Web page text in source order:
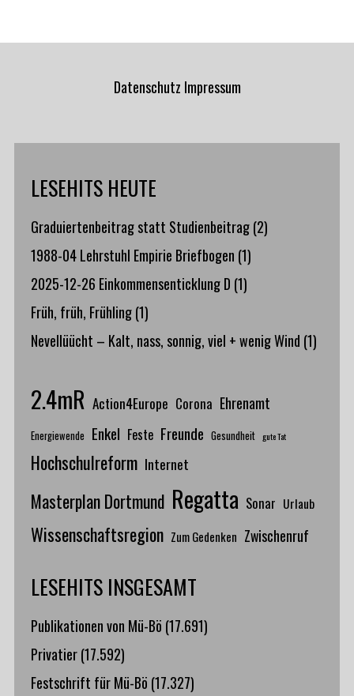
Datenschutz Impressum
LESEHITS HEUTE
Graduiertenbeitrag statt Studienbeitrag (2)
1988-04 Lehrstuhl Empirie Briefbogen (1)
2025-12-26 Einkommensenticklung D (1)
Früh, früh, Frühling (1)
Nevellüücht – Kalt, nass, sonnig, viel + wenig Wind (1)
2.4mR Action4Europe Corona Ehrenamt
Energiewende Enkel Feste Freunde Gesundheit gute Tat
Hochschulreform Internet
Masterplan Dortmund Regatta Sonar Urlaub
Wissenschaftsregion Zum Gedenken Zwischenruf
LESEHITS INSGESAMT
Publikationen von Mü-Bö (17.691)
Privatier (17.592)
Festschrift für Mü-Bö (17.327)